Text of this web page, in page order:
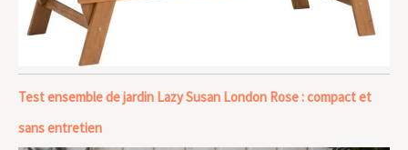
Test ensemble de jardin Lazy Susan London Rose : compact et
sans entretien